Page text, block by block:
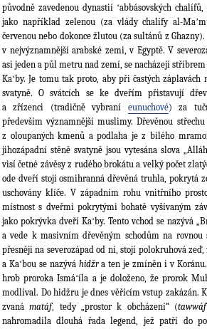
původně zavedenou dynastií ʻabbásovských
jako například zelenou (za vlády chalífy al-
červenou nebo dokonce žlutou (za sultánů z
v nejvýznamnější arabské zemi, v Egyptě. V
asi jeden a půl metru nad zemí, se nacházejí
Kaʻby. Je tomu tak proto, aby při častých
svatyně. O svátcích se ke dveřím přistavují
a zřízenci (tradičně vybraní eunuchové) za
především významnější muslimy. Dřevěnou
z oloupaných kmenů a podlaha je z bílého
jihozápadní stěně svatyně jsou vytesána slova
visí četné závěsy z rudého brokátu a velký počet
ode dveří stojí osmihranná dřevěná truhla, pokrytá
uschovány klíče. V západním rohu vnitřního
místnost s dveřmi pokrytými bohatě vyšívaným
jako pokrývka dveří Kaʻby. Tento vchod se nazývá
a vede k masivním dřevěným schodům na rovnou
přesněji na severozápad od ní, stojí polokruhová zeď,
a Kaʻbou se nazývá hidžra ten je zmíněn i v
hrob proroka Ismáʻíla a je doloženo, že prorok
modlíval. Do hidžru je dnes věřícím vstup zakázán.
zvanámatáf, tedy „prostor k obcházení“ (tawwáf
nahromadila dlouhá řada legend, jež patří do